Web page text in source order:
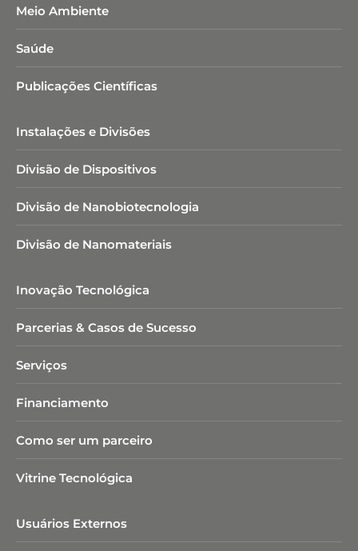
Meio Ambiente
Saúde
Publicações Científicas
Instalações e Divisões
Divisão de Dispositivos
Divisão de Nanobiotecnologia​
Divisão de Nanomateriais
Inovação Tecnológica
Parcerias & Casos de Sucesso
Serviços
Financiamento
Como ser um parceiro
Vitrine Tecnológica
Usuários Externos